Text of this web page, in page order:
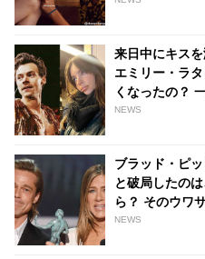
来日中にキス
エミリー・ラ
くなったの？
ワイルドはイ
NEWS
ブラッド・ピ
と破局したの
ら？ そのウワ
「完全にウソ
NEWS